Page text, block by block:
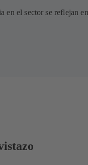
en el sector se reflejan